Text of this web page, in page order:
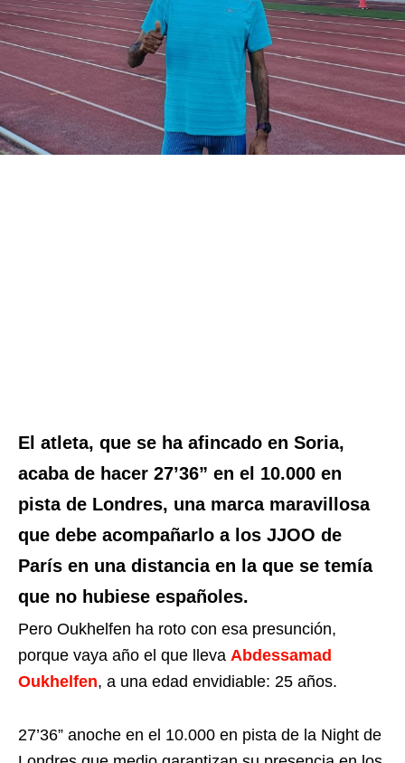
El atleta, que se ha afincado en Soria,
acaba de hacer 27’36” en el 10.000 en
pista de Londres, una marca maravillosa
que debe acompañarlo a los JJOO de
París en una distancia en la que se temía
que no hubiese españoles.
Pero Oukhelfen ha roto con esa presunción,
porque vaya año el que lleva Abdessamad
Oukhelfen, a una edad envidiable: 25 años.
27’36” anoche en el 10.000 en pista de la Night de